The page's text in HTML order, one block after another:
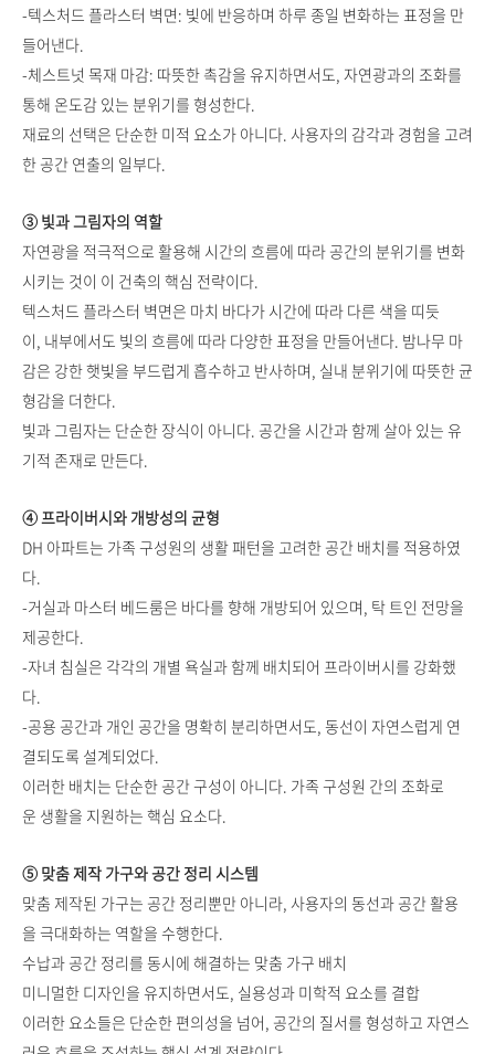
-텍스처드 플라스터 벽면: 빛에 반응하며 하루 종일 변화하는 표정을 만
들어낸다.
-체스트넛 목재 마감: 따뜻한 촉감을 유지하면서도, 자연광과의 조화를
통해 온도감 있는 분위기를 형성한다.
재료의 선택은 단순한 미적 요소가 아니다. 사용자의 감각과 경험을 고려
한 공간 연출의 일부다.
③ 빛과 그림자의 역할
자연광을 적극적으로 활용해 시간의 흐름에 따라 공간의 분위기를 변화
시키는 것이 이 건축의 핵심 전략이다.
텍스처드 플라스터 벽면은 마치 바다가 시간에 따라 다른 색을 띠듯
이, 내부에서도 빛의 흐름에 따라 다양한 표정을 만들어낸다. 밤나무 마
감은 강한 햇빛을 부드럽게 흡수하고 반사하며, 실내 분위기에 따뜻한 균
형감을 더한다.
빛과 그림자는 단순한 장식이 아니다. 공간을 시간과 함께 살아 있는 유
기적 존재로 만든다.
④ 프라이버시와 개방성의 균형
DH 아파트는 가족 구성원의 생활 패턴을 고려한 공간 배치를 적용하였
다.
-거실과 마스터 베드룸은 바다를 향해 개방되어 있으며, 탁 트인 전망을
제공한다.
-자녀 침실은 각각의 개별 욕실과 함께 배치되어 프라이버시를 강화했
다.
-공용 공간과 개인 공간을 명확히 분리하면서도, 동선이 자연스럽게 연
결되도록 설계되었다.
이러한 배치는 단순한 공간 구성이 아니다. 가족 구성원 간의 조화로
운 생활을 지원하는 핵심 요소다.
⑤ 맞춤 제작 가구와 공간 정리 시스템
맞춤 제작된 가구는 공간 정리뿐만 아니라, 사용자의 동선과 공간 활용
을 극대화하는 역할을 수행한다.
수납과 공간 정리를 동시에 해결하는 맞춤 가구 배치
미니멀한 디자인을 유지하면서도, 실용성과 미학적 요소를 결합
이러한 요소들은 단순한 편의성을 넘어, 공간의 질서를 형성하고 자연스